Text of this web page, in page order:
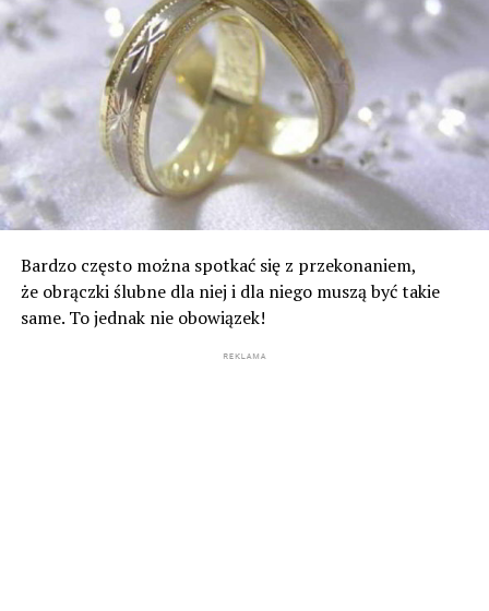
Bardzo często można spotkać się z przekonaniem,
że obrączki ślubne dla niej i dla niego muszą być takie
same. To jednak nie obowiązek!